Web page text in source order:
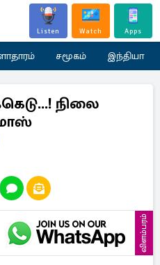
Listen Watch Apps
சமூகம் இந்தியா
நிலை
விளம்பரம்